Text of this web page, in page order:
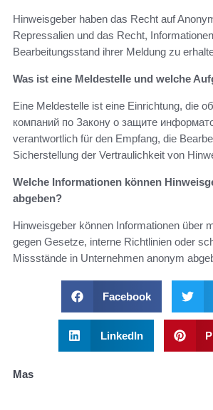
Hinweisgeber haben das Recht auf
Repressalien und das Recht,
Bearbeitungsstand ihrer Meldung zu
Was ist eine Meldestelle und welche
Eine Meldestelle ist eine Einrichtung, die
компаний по Закону о защите
verantwortlich für den Empfang, die
Sicherstellung der Vertraulichkeit von
Welche Informationen können
abgeben?
Hinweisgeber können Informationen über
gegen Gesetze, interne Richtlinien oder
Missstände in Unternehmen anonym
Facebook
LinkedIn
Mas